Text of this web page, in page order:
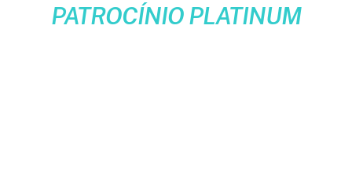
PATROCÍNIO PLATINUM